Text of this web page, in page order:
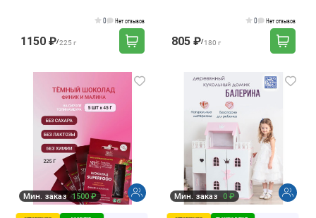
0 Нет отзывов
1150 ₽/225 г
0 Нет отзывов
805 ₽/180 г
Мин. заказ 1500 ₽ Мин. заказ 0 ₽